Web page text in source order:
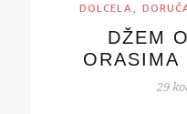
DOLCELA ,
DŽEM
ORASIMA
29